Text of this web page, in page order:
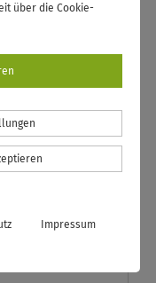
über die Cookie-
Impressum